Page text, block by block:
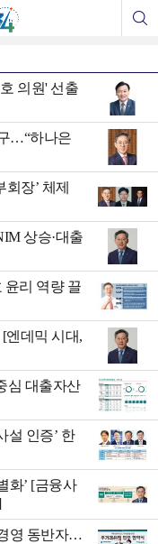
의원' 선출
…“하나은
장’ 체제
상승·대출
윤리 역량 끌
엔데믹 시대,
심 대출자산
설 인증’ 한
화’ [금융사
영 동반자…